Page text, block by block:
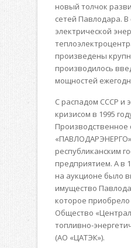
новый толчок
сетей Павлодара.
электрической
произведены
производилось
мощностей
С распадом СССР и
кризисом в 1995
«ПАВЛОДАРЭНЕРГО»
республиканским
предприятием. А в
на аукционе было
имущество
которое
Общество
топливно-
(АО «ЦАТЭК»).